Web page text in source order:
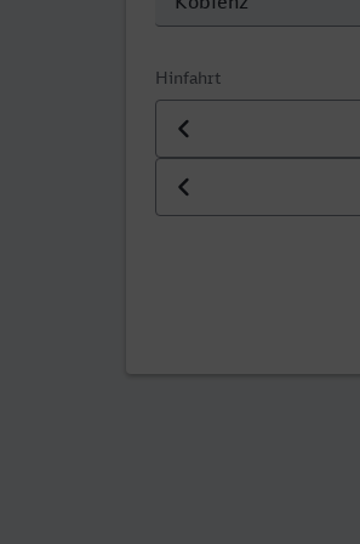
Hinfahrt
Datum der Hinfahrt
Uhrzeit der Hinfahrt